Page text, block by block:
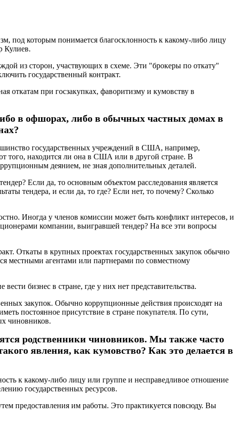
под которым понимается благосклонность к какому-либо лицу
Кулиев.
из сторон, участвующих в схеме. Эти "брокеры по откату"
государственный контракт.
откатам при госзакупках, фаворитизму и кумовству в
в офшорах, либо в обычных частных домах в
государственных учреждений в США, например,
того, находится ли она в США или в другой стране. В
деянием, не зная дополнительных деталей.
Если да, то основным объектом расследования является
тендера, и если да, то где? Если нет, то почему? Сколько
Иногда у членов комиссии может быть конфликт интересов, и
компании, выигравшей тендер? На все эти вопросы
Откаты в крупных проектах государственных закупок обычно
местными агентами или партнерами по совместному
бизнес в стране, где у них нет представительства.
закупок. Обычно коррупционные действия происходят на
постоянное присутствие в стране покупателя. По сути,
чиновников.
родственники чиновников. Мы также часто
явления, как кумовство? Как это делается в
к какому-либо лицу или группе и несправедливое отношение
государственных ресурсов.
предоставления им работы. Это практикуется повсюду. Вы